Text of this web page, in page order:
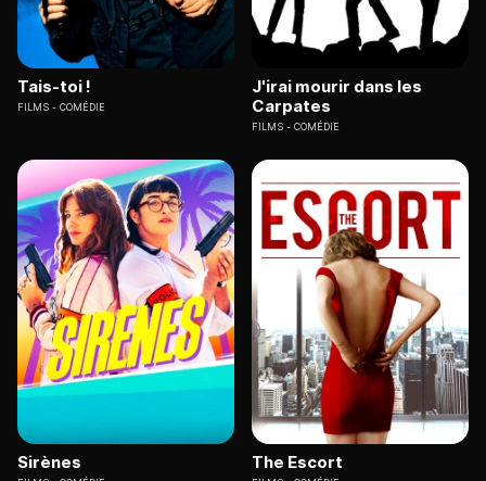
Tais-toi !
FILMS COMÉDIE
J'irai mourir dans les
Carpates
FILMS COMÉDIE
Sirènes The Escort